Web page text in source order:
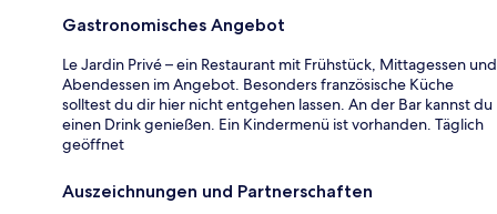
Gastronomisches Angebot
Le Jardin Privé – ein Restaurant mit Frühstück, Mittagessen und
Abendessen im Angebot. Besonders französische Küche
solltest du dir hier nicht entgehen lassen. An der Bar kannst du
einen Drink genießen. Ein Kindermenü ist vorhanden. Täglich
geöffnet
Auszeichnungen und Partnerschaften